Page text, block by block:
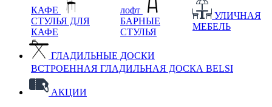
КАФЕ
СТУЛЬЯ ДЛЯ
КАФЕ
лофт
БАРНЫЕ
СТУЛЬЯ
УЛИЧНАЯ
МЕБЕЛЬ
ГЛАДИЛЬНЫЕ ДОСКИ
ВСТРОЕННАЯ ГЛАДИЛЬНАЯ ДОСКА BELSI
АКЦИИ